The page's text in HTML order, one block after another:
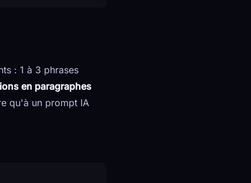
: 1 à 3 phrases
en paragraphes
qu'à un prompt IA